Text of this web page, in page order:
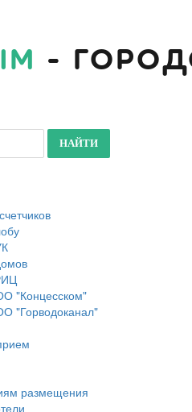
-
"Концесском"
"Горводоканал"
размещения